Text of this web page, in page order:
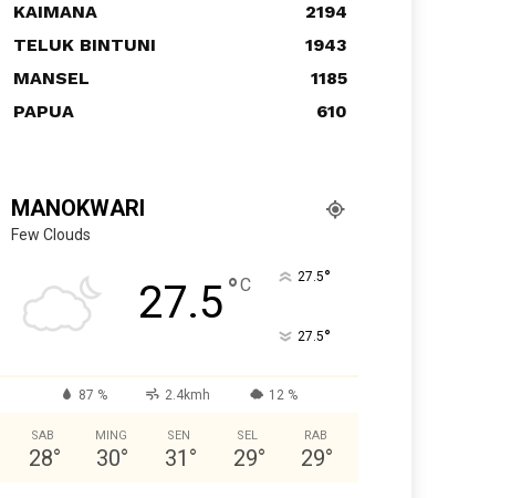
KAIMANA
2194
TELUK BINTUNI
1943
MANSEL
1185
PAPUA
610
MANOKWARI
Few Clouds
27.5°C 27.5°
27.5°
87 % 2.4kmh 12 %
SAB
28°
MING
30°
SEN
31 °
SEL
29°
RAB
29°